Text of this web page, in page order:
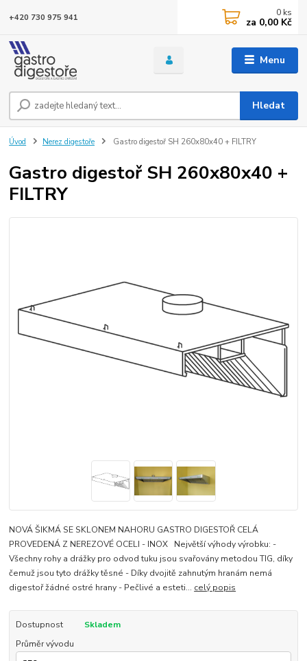
Menu
Hledat
+420 730 975 941 0 ks
za 0,00 Kč
Úvod Nerez digestoře Gastro digestoř SH 260x80x40 + FILTRY
Gastro digestoř SH 260x80x40 +
FILTRY
NOVÁ ŠIKMÁ SE SKLONEM NAHORU GASTRO DIGESTOŘ CELÁ
PROVEDENÁ Z NEREZOVÉ OCELI - INOX Největší výhody výrobku: -
Všechny rohy a drážky pro odvod tuku jsou svařovány metodou TIG, díky
čemuž jsou tyto drážky těsné - Díky dvojitě zahnutým hranám nemá
digestoř žádné ostré hrany - Pečlivé a esteti... celý popis
Dostupnost
Skladem
Průměr vývodu